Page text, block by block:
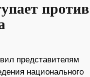
против
представителям
национального